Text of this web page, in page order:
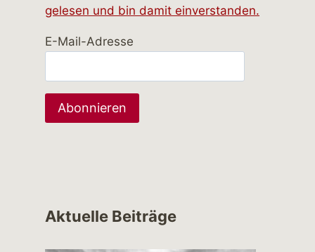
gelesen und bin damit einverstanden.
E-Mail-Adresse
Aktuelle Beiträge